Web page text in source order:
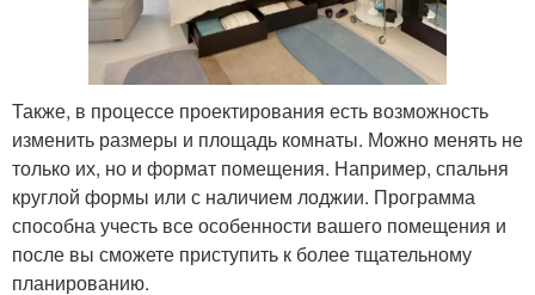
Также, в процессе проектирования есть возможность
изменить размеры и площадь комнаты. Можно менять не
только их, но и формат помещения. Например, спальня
круглой формы или с наличием лоджии. Программа
способна учесть все особенности вашего помещения и
после вы сможете приступить к более тщательному
планированию.